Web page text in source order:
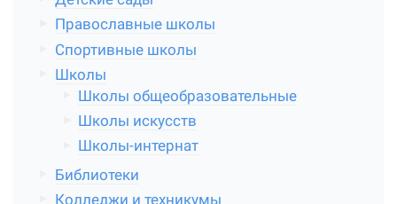
Православные школы
Спортивные школы
Школы
Школы общеобразовательные
Школы искусств
Школы-интернат
Библиотеки
Колледжи и техникумы